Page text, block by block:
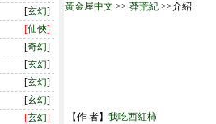
[玄幻]
[仙俠]
[奇幻]
[玄幻]
[玄幻]
[玄幻]
[玄幻]
黃金屋中文 >> 莽荒紀 >>介紹
【作 者】 我吃西紅柿